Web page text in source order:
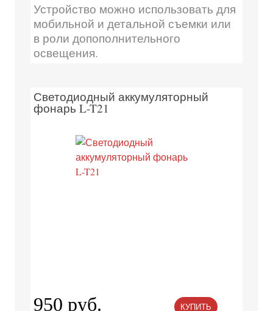
Устройство можно использовать для
мобильной и детальной съемки или
в роли допополнительного
освещения.
Светодиодный аккумуляторный
фонарь L-T21
950 руб. КУПИТЬ